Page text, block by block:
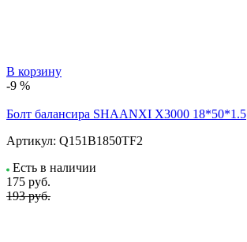
В корзину
-9 %
Болт балансира SHAANXI Х3000 18*50*1.5
Артикул: Q151B1850TF2
Есть в наличии
175 руб.
193 руб.